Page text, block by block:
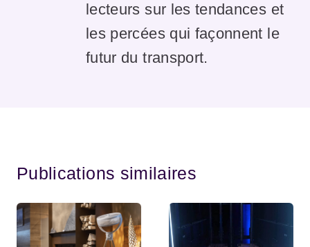
lecteurs sur les tendances et
les percées qui façonnent le
futur du transport.
Publications similaires